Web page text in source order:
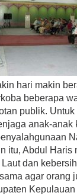
hari makin
beberapa
publik. Untuk
anak-anak
itu, Abdul Haris
dan
agar orang